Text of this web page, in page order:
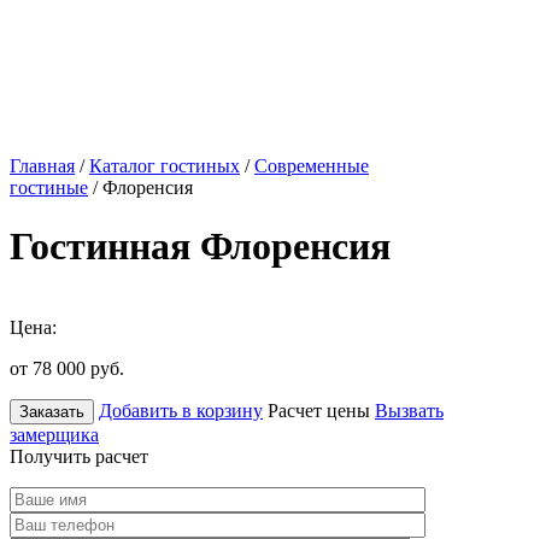
Главная /Каталог гостиных /Современные
гостиные / Флоренсия
Гостинная Флоренсия
Цена:
от 78 000 руб.
Заказать Добавить в корзину Расчет цены Вызвать
замерщика
Получить расчет